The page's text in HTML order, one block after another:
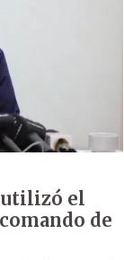
utilizó el
de